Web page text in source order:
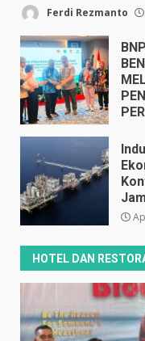
Ferdi Rezmanto
HOTEL DAN